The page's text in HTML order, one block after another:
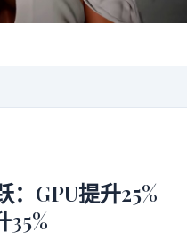
：GPU提升25%
35%